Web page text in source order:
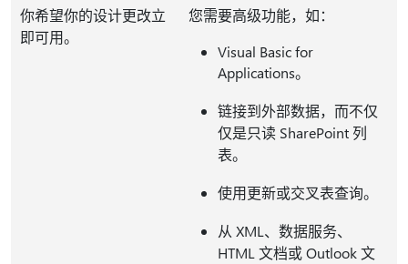
你希望你的设计更改立
即可用。
您需要高级功能，如：
Visual Basic for
Applications。
链接到外部数据，而不仅
仅是只读 SharePoint 列
表。
使用更新或交叉表查询。
从 XML、数据服务、
HTML 文档或 Outlook 文